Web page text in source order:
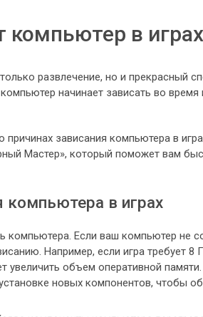
компьютер в
развлечение, но и прекрасный
начинает зависать во
зависания компьютера в
Мастер», который поможет вам
компьютера в играх
Если ваш компьютер не
Например, если игра требует 8
увеличить объем оперативной
новых компонентов, чтобы